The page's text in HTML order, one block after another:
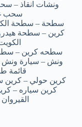
ونشات انقاذ –
سحب
سطحة – سطحة
كرين – سطحة
سطحه كرين –
ونش – سيارة
قائمة
كرين حولي –
كرين سياره –